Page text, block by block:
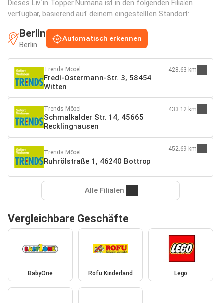
Dieses Liv´in Topper Numana ist in den folgenden Filialen
verfügbar, basierend auf deinem eingestellten Standort:
Berlin
Berlin
Automatisch erkennen
Trends Möbel
Fredi-Ostermann-Str. 3, 58454
Witten
428.63 km
Trends Möbel
Schmalkalder Str. 14, 45665
Recklinghausen
433.12 km
Trends Möbel
Ruhrölstraße 1, 46240 Bottrop
452.69 km
Alle Filialen
Vergleichbare Geschäfte
BabyOne Rofu Kinderland Lego